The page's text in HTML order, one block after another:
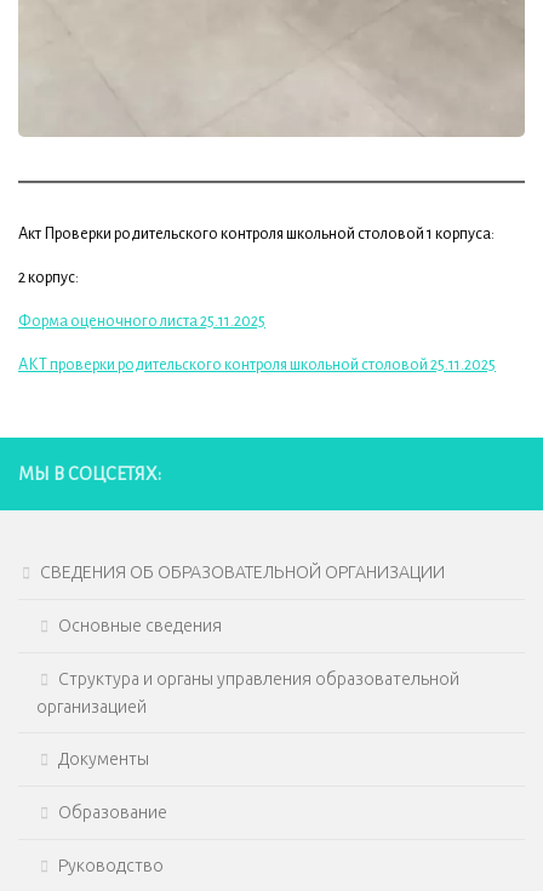
Акт Проверки родительского контроля школьной столовой 1 корпуса:
2 корпус:
Форма оценочного листа 25.11.2025
АКТ проверки родительского контроля школьной столовой 25.11.2025
МЫ В СОЦСЕТЯХ:
СВЕДЕНИЯ ОБ ОБРАЗОВАТЕЛЬНОЙ ОРГАНИЗАЦИИ
Основные сведения
Структура и органы управления образовательной
организацией
Документы
Образование
Руководство